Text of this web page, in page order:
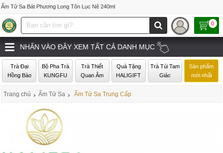
Ấm Tử Sa Bát Phương Long Tôn Lục Nê 240ml
0
NHẤN VÀO ĐÂY XEM TẤT CẢ DANH MỤC
Trà Đại
Hồng Bào
Bộ Pha Trà
KUNGFU
Trà Thiết
Quan Âm
Quà Tặng
HALIGIFT
Trà Túi Tam
Giác
Sản phẩm
mới nhất
Trang chủ › Ấm Tử Sa › Ấm Tử Sa Trung Cấp